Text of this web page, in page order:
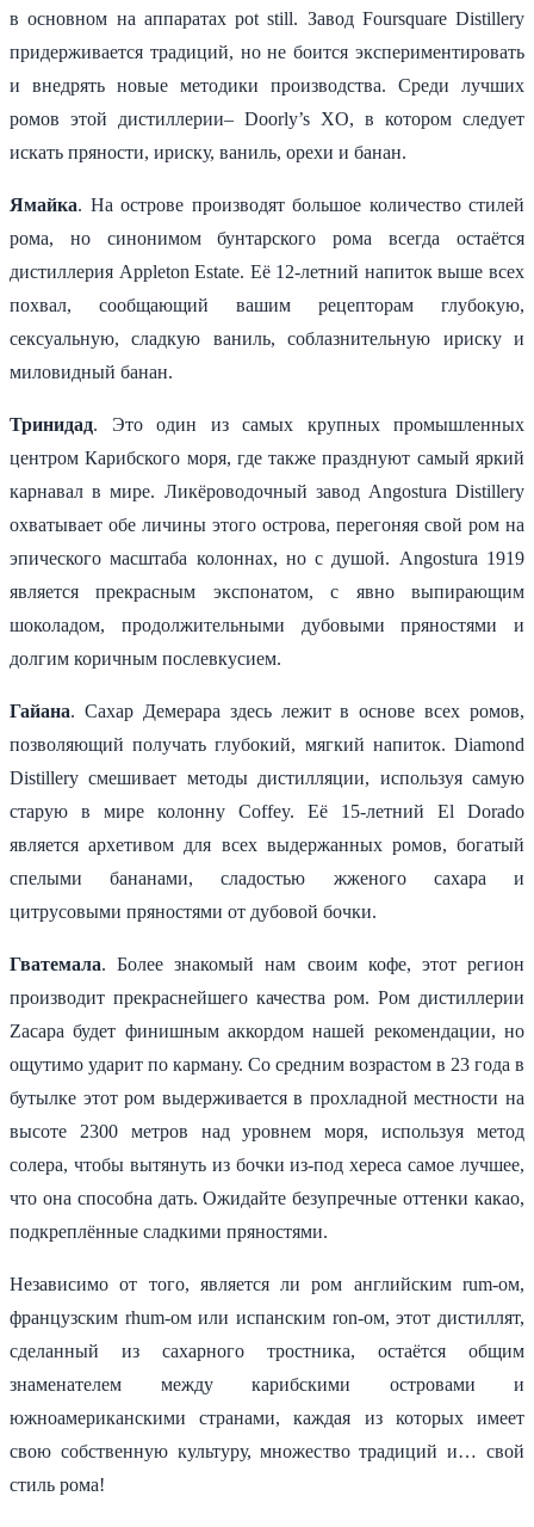
в основном на аппаратах pot still. Завод Foursquare Distillery
придерживается традиций, но не боится экспериментировать
и внедрять новые методики производства. Среди лучших
ромов этой дистиллерии– Doorly’s XO, в котором следует
искать пряности, ириску, ваниль, орехи и банан.
Ямайка. На острове производят большое количество стилей
рома, но синонимом бунтарского рома всегда остаётся
дистиллерия Appleton Estate. Её 12-летний напиток выше всех
похвал, сообщающий вашим рецепторам глубокую,
сексуальную, сладкую ваниль, соблазнительную ириску и
миловидный банан.
Тринидад. Это один из самых крупных промышленных
центром Карибского моря, где также празднуют самый яркий
карнавал в мире. Ликёроводочный завод Angostura Distillery
охватывает обе личины этого острова, перегоняя свой ром на
эпического масштаба колоннах, но с душой. Angostura 1919
является прекрасным экспонатом, с явно выпирающим
шоколадом, продолжительными дубовыми пряностями и
долгим коричным послевкусием.
Гайана. Сахар Демерара здесь лежит в основе всех ромов,
позволяющий получать глубокий, мягкий напиток. Diamond
Distillery смешивает методы дистилляции, используя самую
старую в мире колонну Coffey. Её 15-летний El Dorado
является архетивом для всех выдержанных ромов, богатый
спелыми бананами, сладостью жженого сахара и
цитрусовыми пряностями от дубовой бочки.
Гватемала. Более знакомый нам своим кофе, этот регион
производит прекраснейшего качества ром. Ром дистиллерии
Zacapa будет финишным аккордом нашей рекомендации, но
ощутимо ударит по карману. Со средним возрастом в 23 года в
бутылке этот ром выдерживается в прохладной местности на
высоте 2300 метров над уровнем моря, используя метод
солера, чтобы вытянуть из бочки из-под хереса самое лучшее,
что она способна дать. Ожидайте безупречные оттенки какао,
подкреплённые сладкими пряностями.
Независимо от того, является ли ром английским rum-ом,
французским rhum-ом или испанским ron-ом, этот дистиллят,
сделанный из сахарного тростника, остаётся общим
знаменателем между карибскими островами и
южноамериканскими странами, каждая из которых имеет
свою собственную культуру, множество традиций и… свой
стиль рома!